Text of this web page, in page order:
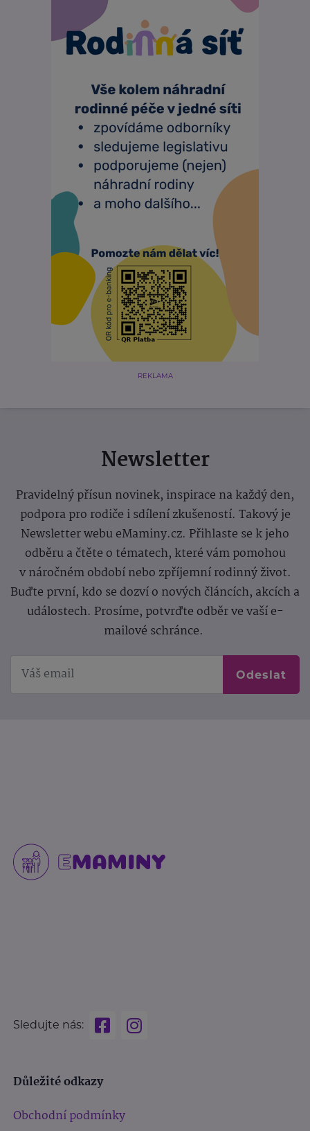
REKLAMA
Newsletter
Pravidelný přísun novinek, inspirace na každý den,
podpora pro rodiče i sdílení zkušeností. Takový je
Newsletter webu eMaminy.cz. Přihlaste se k jeho
odběru a čtěte o tématech, které vám pomohou
v náročném období nebo zpříjemní rodinný život.
Buďte první, kdo se dozví o nových článcích, akcích a
událostech. Prosíme, potvrďte odběr ve vaší e-
mailové schránce.
Odeslat
Sledujte nás:
Důležité odkazy
Obchodní podmínky